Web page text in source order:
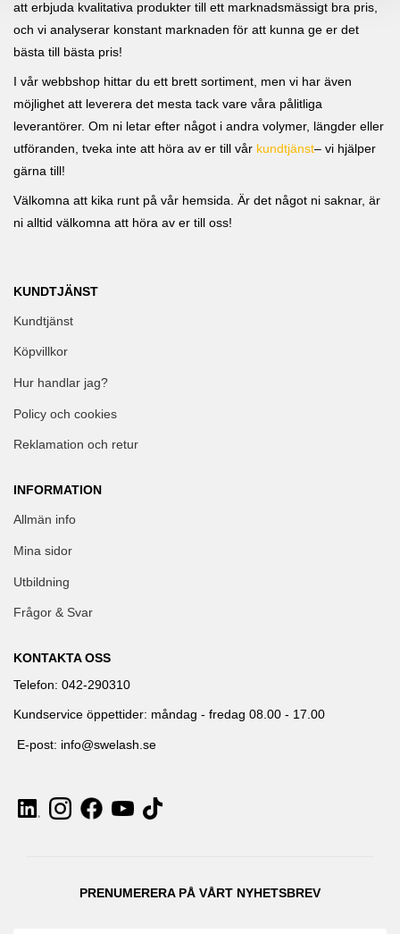
att erbjuda kvalitativa produkter till ett marknadsmässigt bra pris,
och vi analyserar konstant marknaden för att kunna ge er det
bästa till bästa pris!
I vår webbshop hittar du ett brett sortiment, men vi har även
möjlighet att leverera det mesta tack vare våra pålitliga
leverantörer. Om ni letar efter något i andra volymer, längder eller
utföranden, tveka inte att höra av er till vår kundtjänst– vi hjälper
gärna till!
Välkomna att kika runt på vår hemsida. Är det något ni saknar, är
ni alltid välkomna att höra av er till oss!
KUNDTJÄNST
Kundtjänst
Köpvillkor
Hur handlar jag?
Policy och cookies
Reklamation och retur
INFORMATION
Allmän info
Mina sidor
Utbildning
Frågor & Svar
KONTAKTA OSS
Telefon: 042-290310
Kundservice öppettider: måndag - fredag 08.00 - 17.00
E-post: info@swelash.se
PRENUMERERA PÅ VÅRT NYHETSBREV